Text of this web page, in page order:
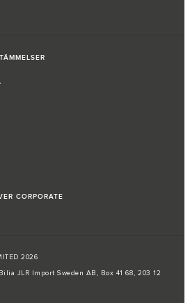
CORPORATE
2026
JLR Import Sweden AB, Box 41 68, 203 12